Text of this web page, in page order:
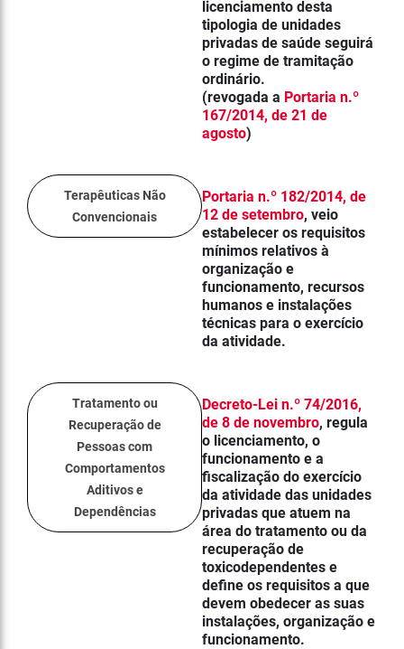
licenciamento desta
tipologia de unidades
privadas de saúde seguirá
o regime de tramitação
ordinário.
(revogada a Portaria n.º
167/2014, de 21 de
agosto)
Terapêuticas Não
Convencionais
Portaria n.º 182/2014, de
12 de setembro, veio
estabelecer os requisitos
mínimos relativos à
organização e
funcionamento, recursos
humanos e instalações
técnicas para o exercício
da atividade.
Tratamento ou
Recuperação de
Pessoas com
Comportamentos
Aditivos e
Dependências
Decreto-Lei n.º 74/2016,
de 8 de novembro, regula
o licenciamento, o
funcionamento e a
fiscalização do exercício
da atividade das unidades
privadas que atuem na
área do tratamento ou da
recuperação de
toxicodependentes e
define os requisitos a que
devem obedecer as suas
instalações, organização e
funcionamento.